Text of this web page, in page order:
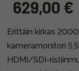
629,00 €
Erittäin kirkas
kameramonitori
HDMI/SDI-